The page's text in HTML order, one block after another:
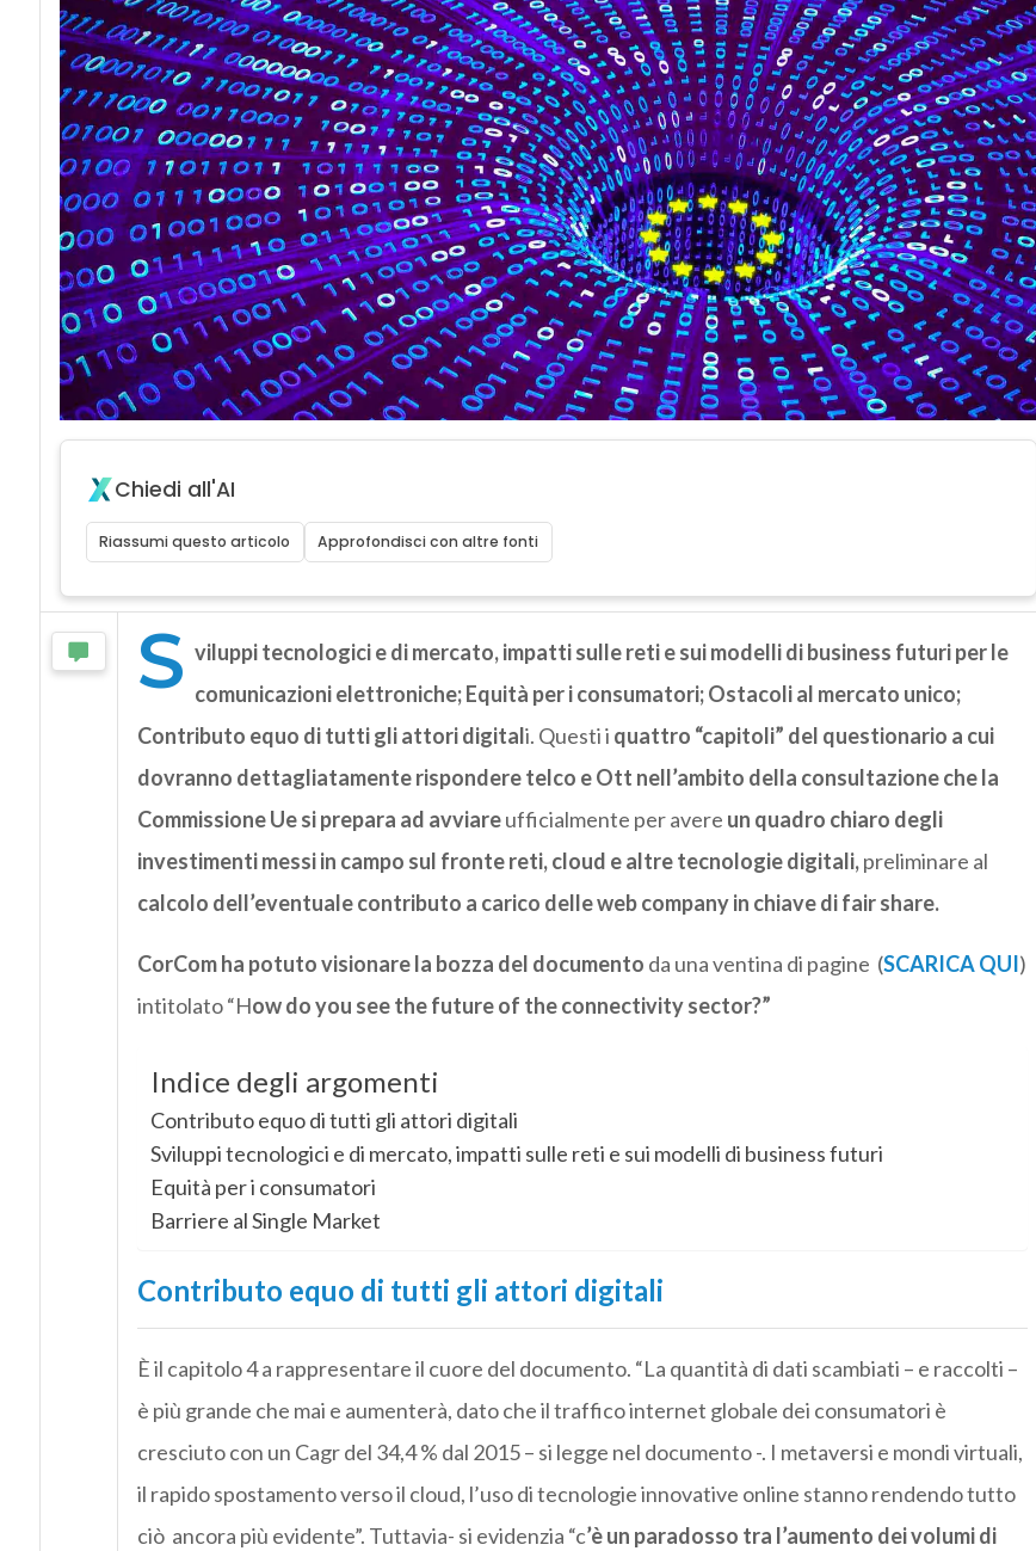
Chiedi all'AI
Riassumi questo articolo Approfondisci con altre fonti
S viluppi tecnologici e di mercato, impatti sulle reti e sui modelli di business futuri per le
comunicazioni elettroniche; Equità per i consumatori; Ostacoli al mercato unico;
Contributo equo di tutti gli attori digitali. Questi i quattro “capitoli” del questionario a cui
dovranno dettagliatamente rispondere telco e Ott nell’ambito della consultazione che la
Commissione Ue si prepara ad avviareufficialmente per avere un quadro chiaro degli
investimenti messi in campo sul fronte reti, cloud e altre tecnologie digitali,preliminare al
calcolo dell’eventuale contributo a carico delle web company in chiave di fair share.
CorCom ha potuto visionare la bozza del documento da una ventina di pagine (SCARICA QUI)
intitolato “How do you see the future of the connectivity sector?”
Indice degli argomenti
Contributo equo di tutti gli attori digitali
Sviluppi tecnologici e di mercato, impatti sulle reti e sui modelli di business futuri
Equità per i consumatori
Barriere al Single Market
Contributo equo di tutti gli attori digitali
È il capitolo 4 a rappresentare il cuore del documento. “La quantità di dati scambiati – e raccolti –
è più grande che mai e aumenterà, dato che il traffico internet globale dei consumatori è
cresciuto con un Cagr del 34,4 % dal 2015 – si legge nel documento -. I metaversi e mondi virtuali,
il rapido spostamento verso il cloud, l’uso di tecnologie innovative online stanno rendendo tutto
ciò ancora più evidente”. Tuttavia- si evidenzia “c’è un paradosso tra l’aumento dei volumi di
B
Banda Ultralarga